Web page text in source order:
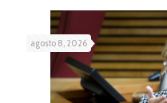
agosto 8, 2026